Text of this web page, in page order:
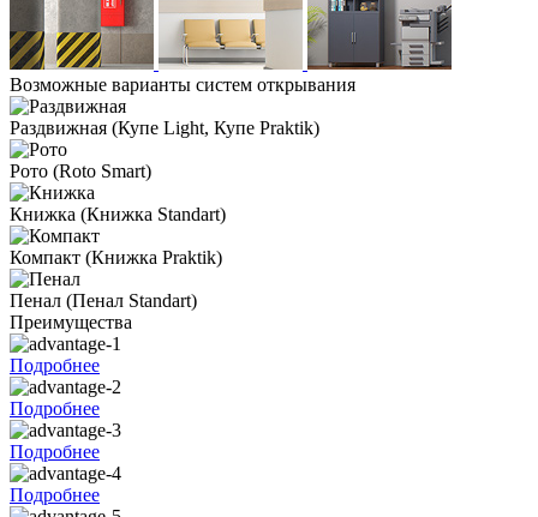
Возможные варианты систем открывания
Раздвижная (Купе Light, Купе Praktik)
Рото (Roto Smart)
Книжка (Книжка Standart)
Компакт (Книжка Praktik)
Пенал (Пенал Standart)
Преимущества
Подробнее
Подробнее
Подробнее
Подробнее